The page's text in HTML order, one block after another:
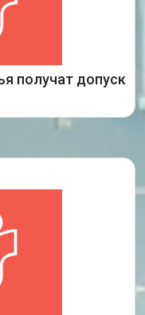
получат допуск
основного
образования.
подведены итоги
образования. По
Центра оценки
квалификаций
качества